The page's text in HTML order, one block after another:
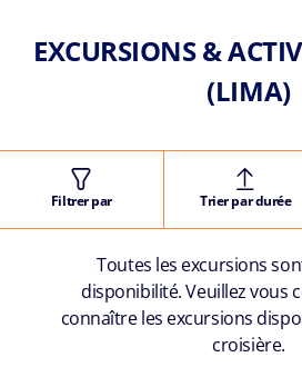
EXCURSIONS &
(LIMA)
Filtrer par Trier par durée
Toutes les excursions
disponibilité. Veuillez vous
connaître les excursions
croisière.